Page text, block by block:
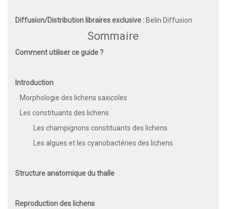
Diffusion/Distribution libraires exclusive : Belin Diffusion
Sommaire
Comment utiliser ce guide ?
Introduction
Morphologie des lichens saxicoles
Les constituants des lichens
Les champignons constituants des lichens
Les algues et les cyanobactéries des lichens
Structure anatomique du thalle
Reproduction des lichens